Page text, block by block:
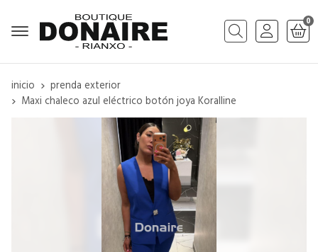
Buscar
0
inicio
prenda exterior
Maxi chaleco azul eléctrico botón joya Koralline